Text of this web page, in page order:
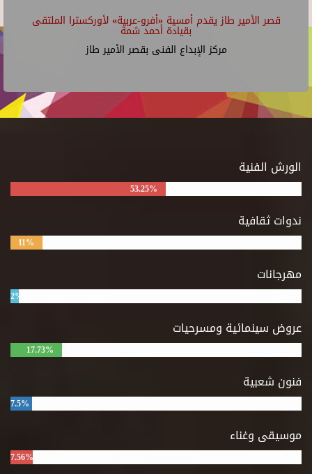
قصر الأمير طاز يقدم أمسية «أفرو-عربية» لأوركسترا الملتقى
بقيادة أحمد شمة
مركز الإبداع الفنى بقصر الأمير طاز
الورش الفنية
53.25%
ندوات ثقافية
11%
مهرجانات
2%
عروض سينمائية ومسرحيات
17.73%
فنون شعبية
7.5%
موسيقى وغناء
7.56%